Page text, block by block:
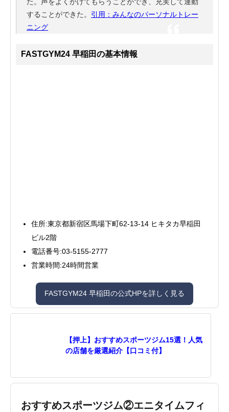
することができた。 引用：みんなのパーソナルトレー
ニング
FASTGYM24 早稲田の基本情報
住所:東京都新宿区馬場下町62-13-14 ヒキタカ早稲田
ビル2階
電話番号:03-5155-2777
営業時間:24時間営業
FASTGYM24 早稲田の公式HPを詳しく見る
【押上】おすすめスポーツジム15選！人気
の店舗を厳選紹介【口コミ付】
おすすめスポーツジム②エニタイムフィ